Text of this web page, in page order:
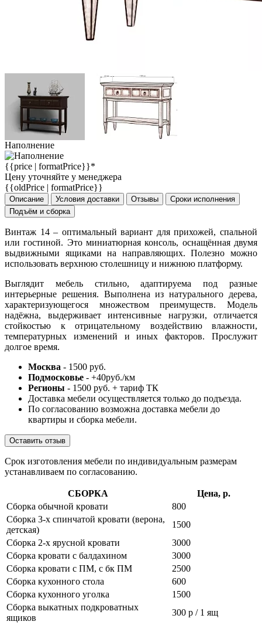
Наполнение
{{price | formatPrice}}*
Цену уточняйте у менеджера
{{oldPrice | formatPrice}}
Описание Условия доставки Отзывы
Сроки исполнения
Подъём и сборка
Винтаж 14 – оптимальный вариант для прихожей, спальной
или гостиной. Это миниатюрная консоль, оснащённая двумя
выдвижными ящиками на направляющих. Полезно можно
использовать верхнюю столешницу и нижнюю платформу.
Выглядит мебель стильно, адаптируема под разные
интерьерные решения. Выполнена из натурального дерева,
характеризующегося множеством преимуществ. Модель
надёжна, выдерживает интенсивные нагрузки, отличается
стойкостью к отрицательному воздействию влажности,
температурных изменений и иных факторов. Прослужит
долгое время.
Москва - 1500 руб.
Подмосковье - +40руб./км
Регионы - 1500 руб. + тариф ТК
Доставка мебели осуществляется только до подъезда.
По согласованию возможна доставка мебели до
квартиры и сборка мебели.
Оставить отзыв
Срок изготовления мебели по индивидуальным размерам
устанавливаем по согласованию.
СБОРКА
Цена, р.
Сборка обычной кровати
800
Сборка 3-х спинчатой кровати (верона,
детская)
1500
Сборка 2-х ярусной кровати
3000
Сборка кровати с балдахином
3000
Сборка кровати с ПМ, с бк ПМ
2500
Сборка кухонного стола
600
Сборка кухонного уголка
1500
Сборка выкатных подкроватных
ящиков
300 р / 1 ящ